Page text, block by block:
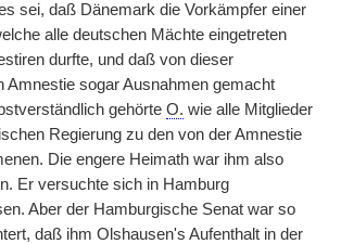
sei, daß Dänemark die Vorkämpfer einer
alle deutschen Mächte eingetreten
durfte, und daß von dieser
Amnestie sogar Ausnahmen gemacht
gehörte O. wie alle Mitglieder
Regierung zu den von der Amnestie
Die engere Heimath war ihm also
Er versuchte sich in Hamburg
Aber der Hamburgische Senat war so
daß ihm Olshausen's Aufenthalt in der